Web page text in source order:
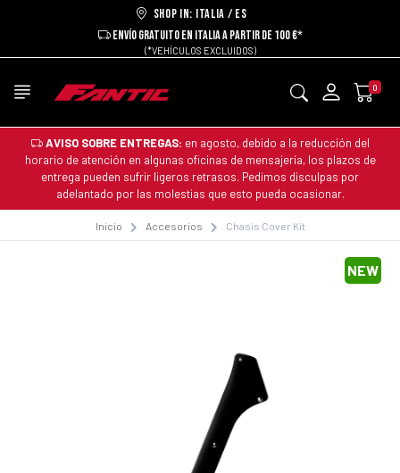
Shop in: ITALIA / ES
ENVÍO GRATUITO EN ITALIA A PARTIR DE 100 €*
(*VEHÍCULOS EXCLUIDOS)
0
AVISO SOBRE ENTREGAS: en agosto, debido a la reducción del
horario de atención en algunas oficinas de mensajería, los plazos de
entrega pueden sufrir ligeros retrasos. Pedimos disculpas por
adelantado por las molestias que esto pueda ocasionar.
Inicio Accesorios Chasis Cover Kit
NEW